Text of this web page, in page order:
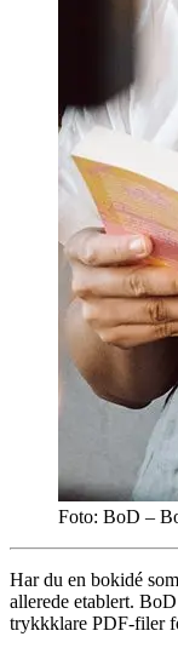
Foto: BoD –
Har du en bokidé
allerede etablert.
trykkklare PDF-filer